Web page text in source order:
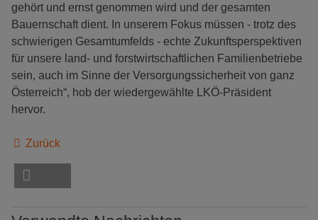
gehört und ernst genommen wird und der gesamten
Bauernschaft dient. In unserem Fokus müssen - trotz des
schwierigen Gesamtumfelds - echte Zukunftsperspektiven
für unsere land- und forstwirtschaftlichen Familienbetriebe
sein, auch im Sinne der Versorgungssicherheit von ganz
Österreich“, hob der wiedergewählte LKÖ-Präsident
hervor.
Zurück